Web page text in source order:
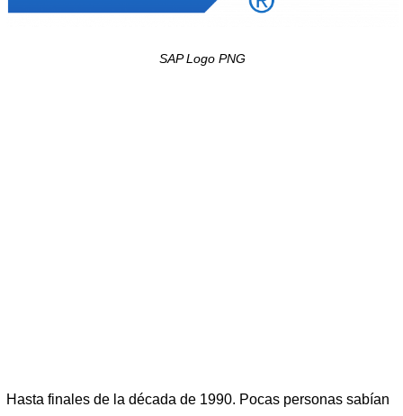
SAP Logo PNG
Hasta finales de la década de 1990. Pocas personas sabían